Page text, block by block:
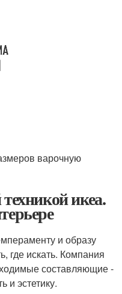
варочную
икеа.
и образу
где искать. Компания
составляющие ‑
и эстетику.